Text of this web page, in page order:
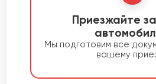
Приезжайте
Мы подготовим все
вашему